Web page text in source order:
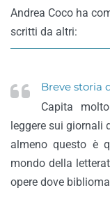
Andrea Coco ha
scritti da altri:
Breve storia
Capita
leggere sui giornali
almeno questo è
mondo della
opere dove